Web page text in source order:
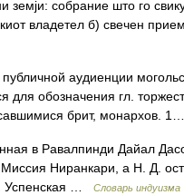
собрание што го
владетел б) свечен
аудиенции
для обозначения гл.
брит, монархов.
в Равалпинди Дайал
Ниранкари, а Н. Д.
Успенская …
Словарь индуизма